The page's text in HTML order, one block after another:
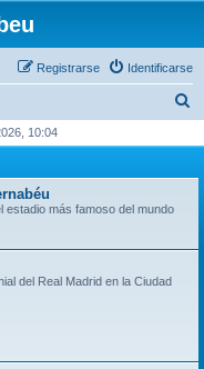
Identificarse
Registrarse
c
10:04
estadio más famoso del mundo
del Real Madrid en la Ciudad